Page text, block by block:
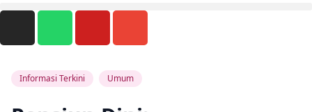
Informasi Terkini Umum